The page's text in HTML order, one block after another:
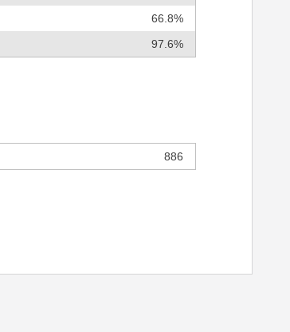
66.8%
97.6%
886